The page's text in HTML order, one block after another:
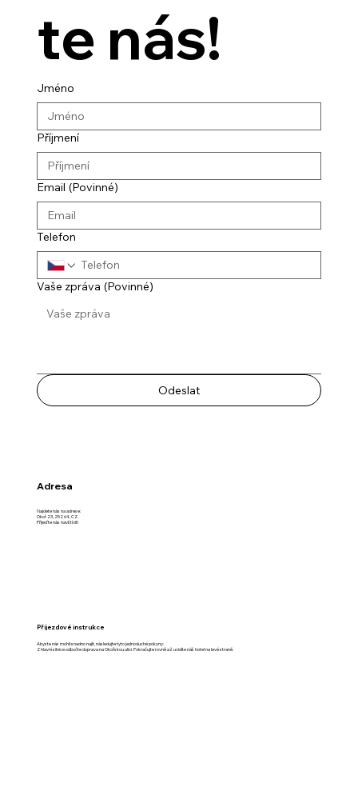
te nás!
Jméno
Příjmení
Email (Povinné)
Telefon
Vaše zpráva (Povinné)
Odeslat
Adresa
Najdete nás na adrese:
Okoř 23, 252 64, CZ.
Přijeďte nás navštívit!
Příjezdové instrukce
Abyste nás mohli snadno najít, následujte tyto jednoduché pokyny:
Z hlavní silnice odbočte doprava na Okořskou ulici. Pokračujte rovně až uvidíte náš hotel na levé straně.